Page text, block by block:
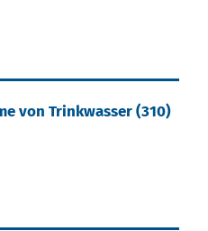
von Trink­was­ser (310)